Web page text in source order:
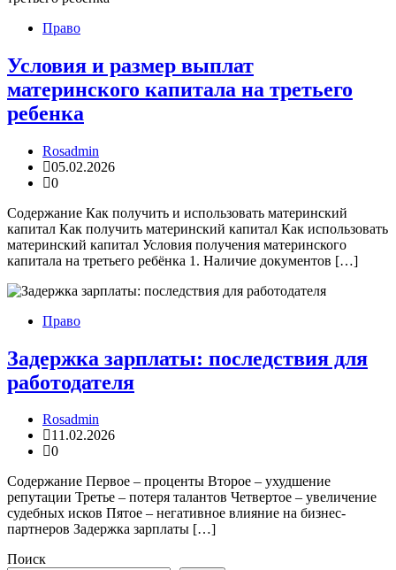
Право
Условия и размер выплат
материнского капитала на третьего
ребенка
Rosadmin
05.02.2026
0
Содержание Как получить и использовать материнский
капитал Как получить материнский капитал Как использовать
материнский капитал Условия получения материнского
капитала на третьего ребёнка 1. Наличие документов […]
Право
Задержка зарплаты: последствия для
работодателя
Rosadmin
11.02.2026
0
Содержание Первое – проценты Второе – ухудшение
репутации Третье – потеря талантов Четвертое – увеличение
судебных исков Пятое – негативное влияние на бизнес-
партнеров Задержка зарплаты […]
Поиск